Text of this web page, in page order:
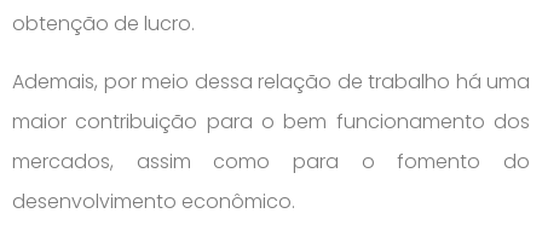
obtenção de lucro.
Ademais, por meio dessa relação de trabalho há uma
maior contribuição para o bem funcionamento dos
mercados, assim como para o fomento do
desenvolvimento econômico.